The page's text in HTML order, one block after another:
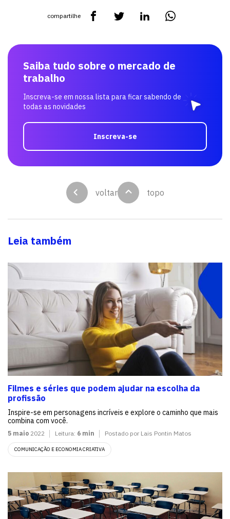
compartilhe
Saiba tudo sobre o mercado de
trabalho
Inscreva-se em nossa lista para ficar sabendo de
todas as novidades
Inscreva-se
voltar topo
Leia também
Filmes e séries que podem ajudar na escolha da
profissão
Inspire-se em personagens incríveis e explore o caminho que mais
combina com você.
5 maio 2022 Leitura: 6 min Postado por Lais Pontin Matos
COMUNICAÇÃO E ECONOMIA CRIATIVA